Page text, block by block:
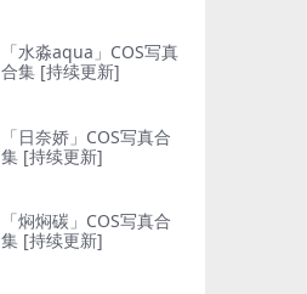
「水淼aqua」COS写真
合集 [持续更新]
「日奈娇」COS写真合
集 [持续更新]
「焖焖碳」COS写真合
集 [持续更新]